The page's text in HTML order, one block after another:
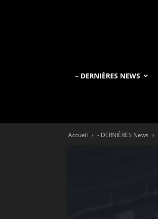
– DERNIÈRES NEWS
Accueil - DERNIÈRES News